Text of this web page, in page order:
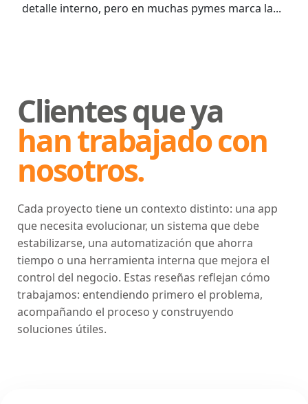
detalle interno, pero en muchas pymes marca la...
Clientes que ya
han trabajado con
nosotros.
Cada proyecto tiene un contexto distinto: una app
que necesita evolucionar, un sistema que debe
estabilizarse, una automatización que ahorra
tiempo o una herramienta interna que mejora el
control del negocio. Estas reseñas reflejan cómo
trabajamos: entendiendo primero el problema,
acompañando el proceso y construyendo
soluciones útiles.